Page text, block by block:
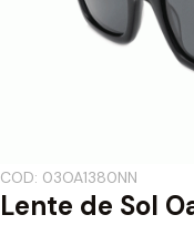
COD: 03OA1380NN
Lente de Sol